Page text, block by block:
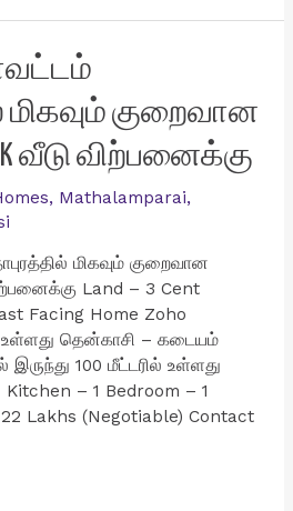
மிகவும் குறைவான
வீடு விற்பனைக்கு
, Mathalamparai,
மிகவும் குறைவான
Land – 3 Cent
Facing Home Zoho
உள்ளது தென்காசி – கடையம்
100 மீட்டரில் உள்ளது
– 1 Bedroom – 1
Lakhs (Negotiable) Contact